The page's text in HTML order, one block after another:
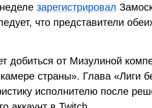
зарегистрировал
что представители
от Мизулиной
страны». Глава «Лиги
исполнителю после